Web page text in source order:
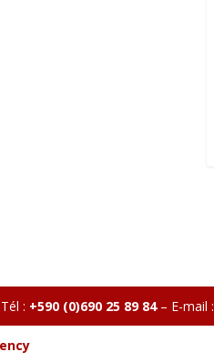
Tél : +590 (0)690 25 89 84– E-mail :